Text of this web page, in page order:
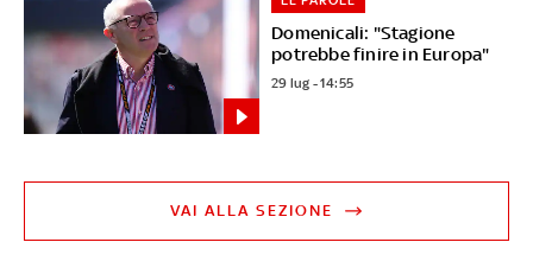
Domenicali: "Stagione
potrebbe finire in Europa"
29 lug - 14:55
VAI ALLA SEZIONE